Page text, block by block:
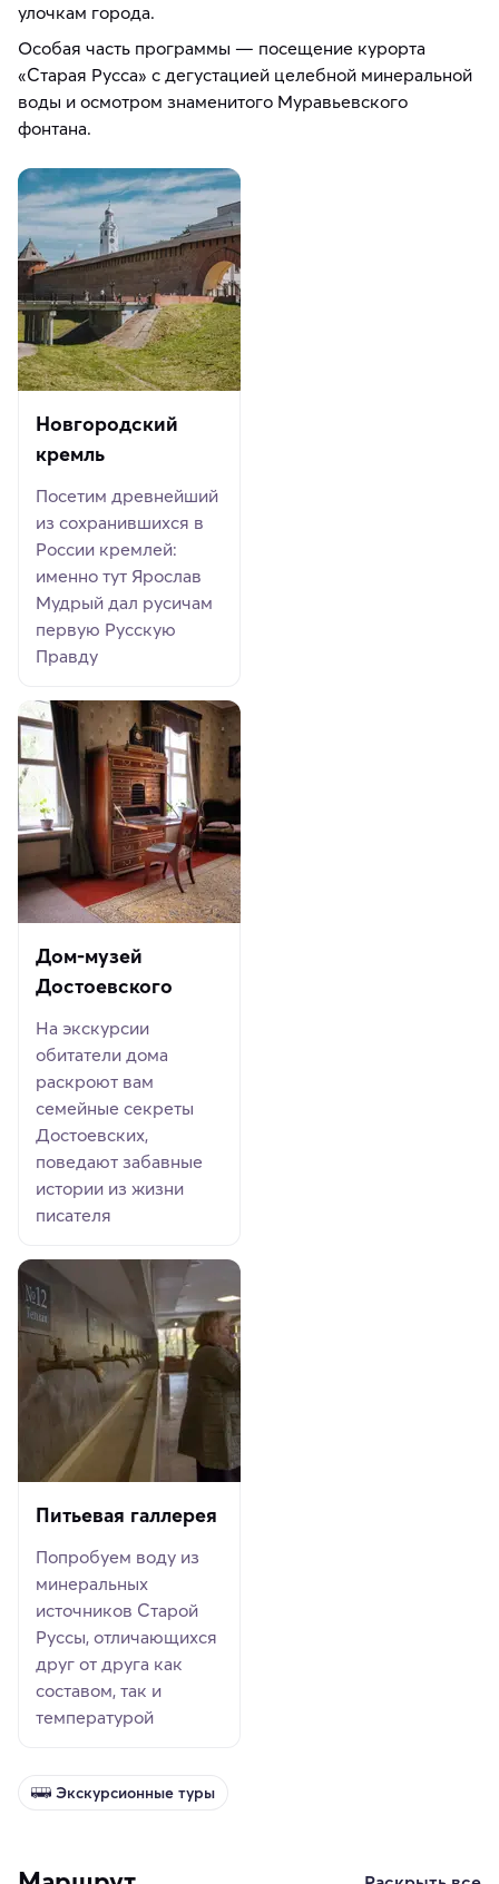
улочкам города.
Особая часть программы — посещение курорта
«Старая Русса» с дегустацией целебной минеральной
воды и осмотром знаменитого Муравьевского
фонтана.
Новгородский
кремль
Посетим древнейший
из сохранившихся в
России кремлей:
именно тут Ярослав
Мудрый дал русичам
первую Русскую
Правду
Дом-музей
Достоевского
На экскурсии
обитатели дома
раскроют вам
семейные секреты
Достоевских,
поведают забавные
истории из жизни
писателя
Питьевая галлерея
Попробуем воду из
минеральных
источников Старой
Руссы, отличающихся
друг от друга как
составом, так и
температурой
Экскурсионные туры